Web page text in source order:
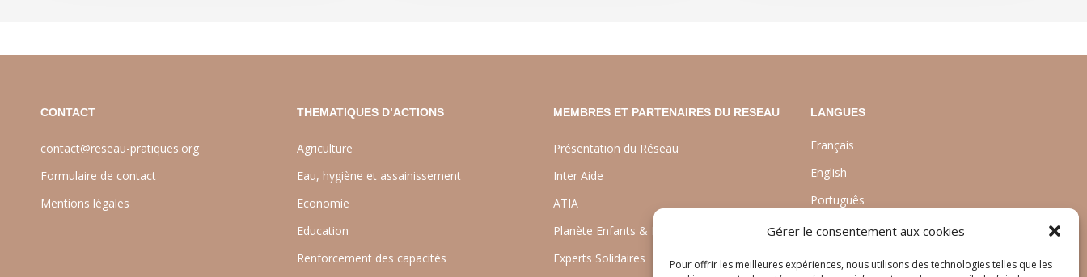
Gérer le consentement aux cookies
Pour offrir les meilleures expériences, nous utilisons des technologies telles que les
CONTACT
contact@reseau-pratiques.org
Formulaire de contact
Mentions légales
THEMATIQUES D’ACTIONS
Agriculture
Eau, hygiène et assainissement
Economie
Education
Renforcement des capacités
MEMBRES ET PARTENAIRES DU RESEAU
Présentation du Réseau
Inter Aide
ATIA
Planète Enfants & Développement
Experts Solidaires
LANGUES
Français
English
Português